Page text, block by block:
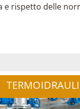
e rispetto delle